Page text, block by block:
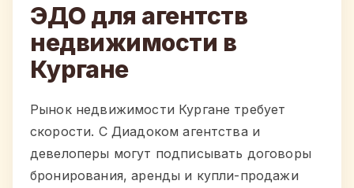
ЭДО для агентств
недвижимости в
Кургане
Рынок недвижимости Кургане требует
скорости. С Диадоком агентства и
девелоперы могут подписывать договоры
бронирования, аренды и купли-продажи